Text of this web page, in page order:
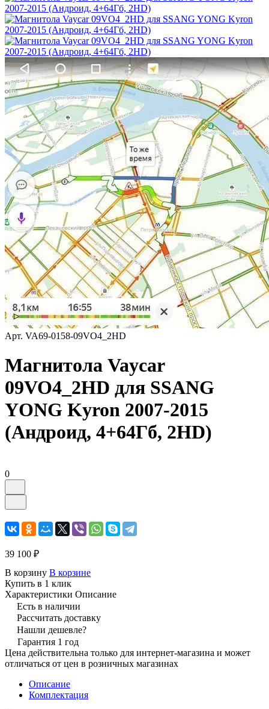
Арт. VA69-0158-09VO4_2HD
Магнитола Vaycar
09VO4_2HD для SSANG
YONG Kyron 2007-2015
(Андроид, 4+64Гб, 2HD)
0
39 100 ₽
В корзину В корзине
Купить в 1 клик
Характеристики Описание
Есть в наличии
Рассчитать доставку
Нашли дешевле?
Гарантия 1 год
Цена действительна только для интернет-магазина и может
отличаться от цен в розничных магазинах
Описание
Комплектация